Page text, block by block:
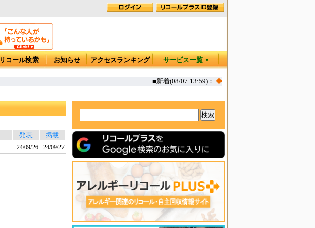
リコール検索 お知らせ アクセスランキング サービス一覧 ▼
■新着(08/07 13:59)： ◆ カヤック オタリア360T 一部生
発表
掲載
24/09/26 24/09/27